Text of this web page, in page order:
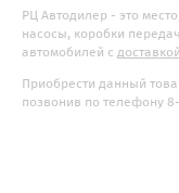
РЦ Автодилер - это
насосы, коробки
автомобилей с доставкой
Приобрести данный
позвонив по телефону